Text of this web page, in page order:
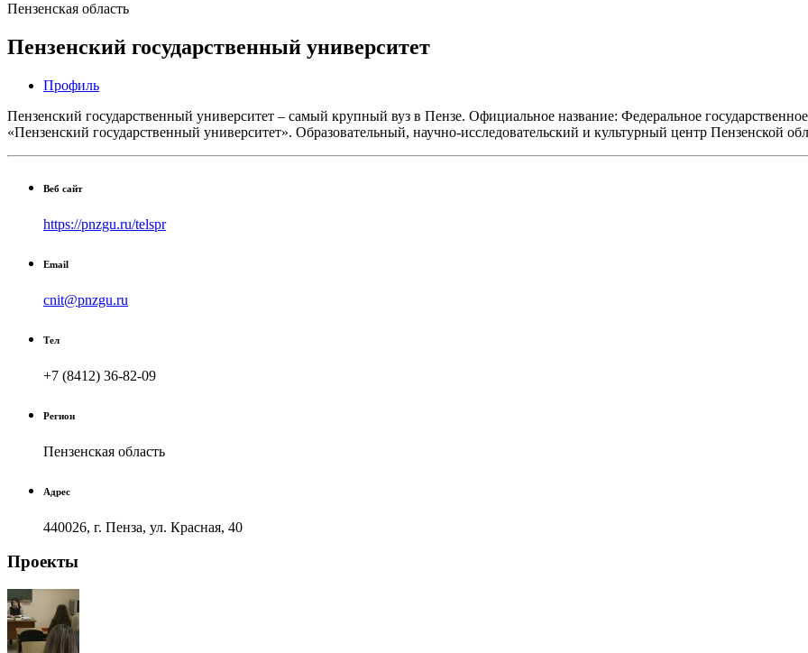
Пензенская область
Пензенский государственный университет
Профиль
Пензенский государственный университет – самый крупный вуз в Пензе. Официальное название: Федеральное
«Пензенский государственный университет». Образовательный, научно-исследовательский и культурный центр Пензенской
Веб сайт
https://pnzgu.ru/telspr
Email
cnit@pnzgu.ru
Тел
+7 (8412) 36-82-09
Регион
Пензенская область
Адрес
440026, г. Пенза, ул. Красная, 40
Проекты